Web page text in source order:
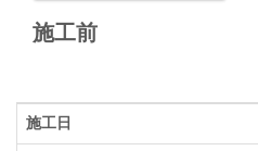
施工前
施工日